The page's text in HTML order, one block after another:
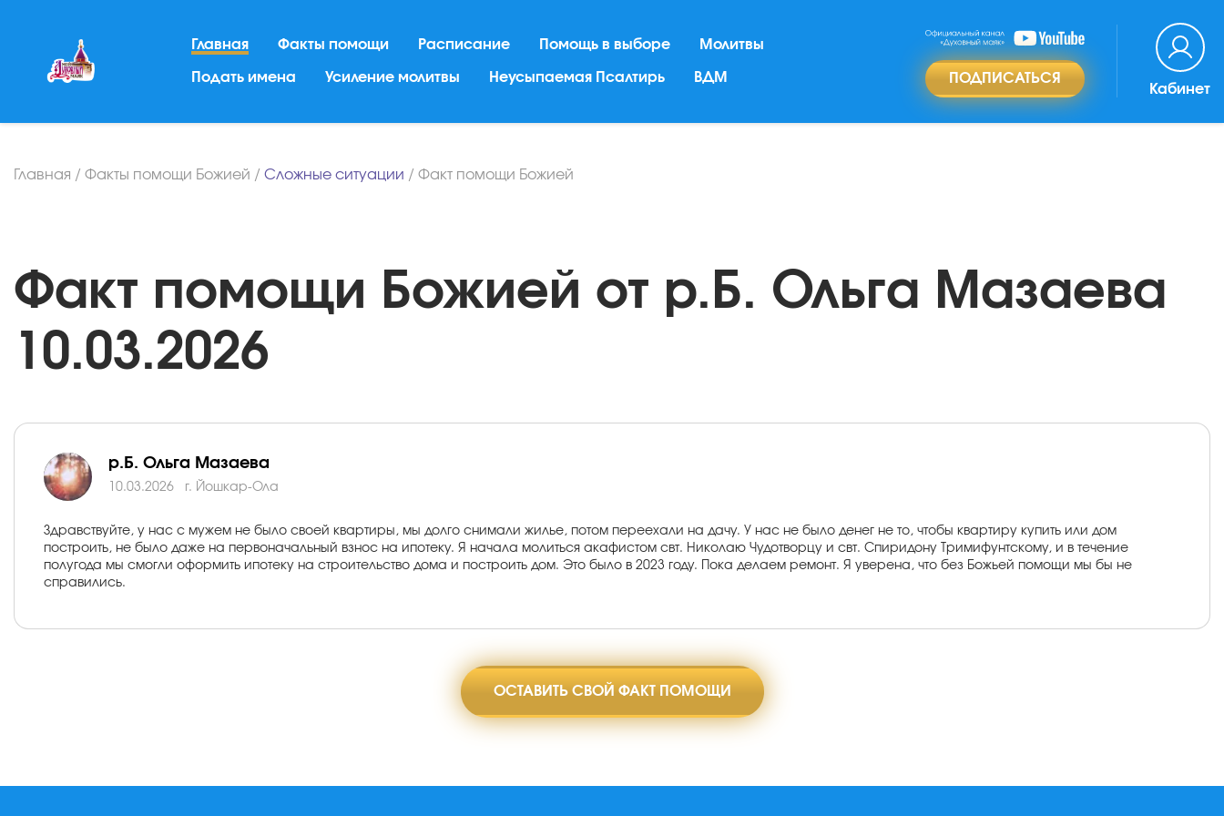
Главная Факты помощи Расписание Помощь в выборе Молитвы
Подать имена Усиление молитвы Неусыпаемая Псалтирь ВДМ ПОДПИСАТЬСЯ
Кабинет
Главная / Факты помощи Божией / Сложные ситуации / Факт помощи Божией
Факт помощи Божией от р.Б. Ольга Мазаева
10.03.2026
р.Б. Ольга Мазаева
10.03.2026 г. Йошкар-Ола
Здравствуйте, у нас с мужем не было своей квартиры, мы долго снимали жилье, потом переехали на дачу. У нас не было денег не то, чтобы квартиру купить или дом
построить, не было даже на первоначальный взнос на ипотеку. Я начала молиться акафистом свт. Николаю Чудотворцу и свт. Спиридону Тримифунтскому, и в течение
полугода мы смогли оформить ипотеку на строительство дома и построить дом. Это было в 2023 году. Пока делаем ремонт. Я уверена, что без Божьей помощи мы бы не
справились.
ОСТАВИТЬ СВОЙ ФАКТ ПОМОЩИ